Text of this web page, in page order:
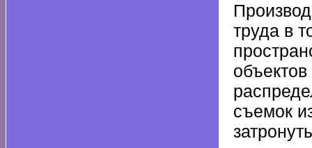
труда в
съемок